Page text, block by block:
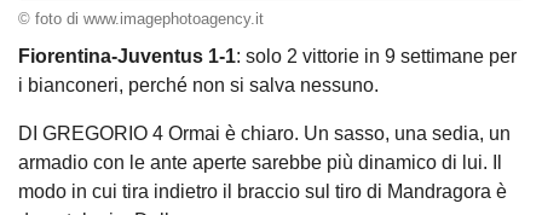
© foto di www.imagephotoagency.it
Fiorentina-Juventus 1-1: solo 2 vittorie in 9 settimane per
i bianconeri, perché non si salva nessuno.
DI GREGORIO 4 Ormai è chiaro. Un sasso, una sedia, un
armadio con le ante aperte sarebbe più dinamico di lui. Il
modo in cui tira indietro il braccio sul tiro di Mandragora è